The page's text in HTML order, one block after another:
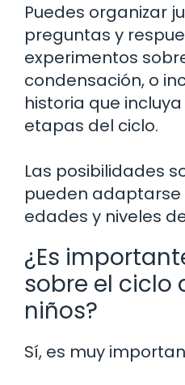
Puedes organizar
preguntas y
experimentos
condensación, o
historia que
etapas del ciclo.
Las posibilidades
pueden
edades y niveles
¿Es
sobre el ciclo
niños?
Sí, es muy